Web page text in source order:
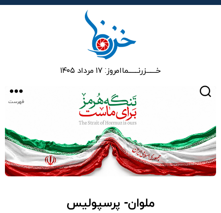
خـــــــزرنـــــــماامروز: ۱۷ مرداد ۱۴۰۵
فهرست
ملوان- پرسپولیس